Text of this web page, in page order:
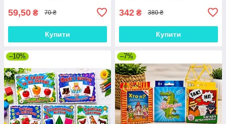
59,50 ₴ 70 ₴
Купити
342 ₴ 380 ₴
Купити
–10% –7%